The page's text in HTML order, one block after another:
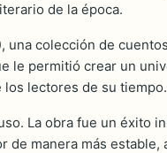
de la época.
una colección de
le permitió crear un
lectores de su tiempo.
La obra fue un éxito
manera más estable,